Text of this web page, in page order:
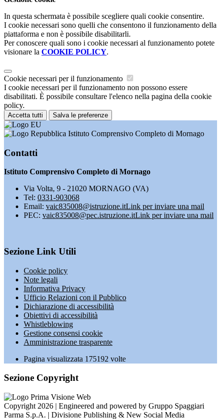
In questa schermata è possibile scegliere quali cookie consentire.
I cookie necessari sono quelli che consentono il funzionamento della
piattaforma e non è possibile disabilitarli.
Per conoscere quali sono i cookie necessari al funzionamento potete
visionare la COOKIE POLICY.
Cookie necessari per il funzionamento
I cookie necessari per il funzionamento non possono essere
disabilitati. È possibile consultare l'elenco nella pagina della cookie
policy.
Accetta tutti Salva le preferenze
Istituto Comprensivo Completo di Mornago
Contatti
Istituto Comprensivo Completo di Mornago
Via Volta, 9 - 21020 MORNAGO (VA)
Tel: 0331-903068
Email: vaic835008@istruzione.itLink per inviare una mail
PEC: vaic835008@pec.istruzione.itLink per inviare una mail
Sezione Link Utili
Cookie policy
Note legali
Informativa Privacy
Ufficio Relazioni con il Pubblico
Dichiarazione di accessibilità
Obiettivi di accessibilità
Whistleblowing
Gestione consensi cookie
Amministrazione trasparente
Pagina visualizzata 175192 volte
Sezione Copyright
Copyright 2026 | Engineered and powered by Gruppo Spaggiari
Parma S.p.A. | Divisione Publishing & New Social Media